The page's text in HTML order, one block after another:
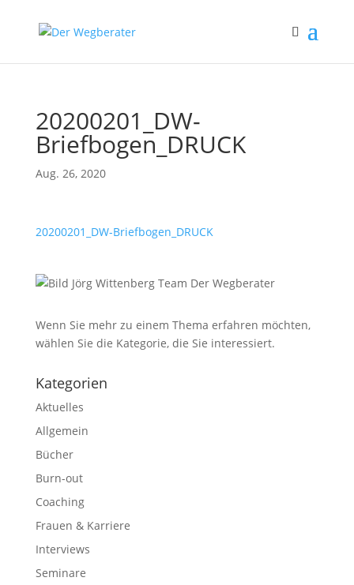
20200201_DW-
Briefbogen_DRUCK
Aug. 26, 2020
20200201_DW-Briefbogen_DRUCK
Wenn Sie mehr zu einem Thema erfahren möchten,
wählen Sie die Kategorie, die Sie interessiert.
Kategorien
Aktuelles
Allgemein
Bücher
Burn-out
Coaching
Frauen & Karriere
Interviews
Seminare